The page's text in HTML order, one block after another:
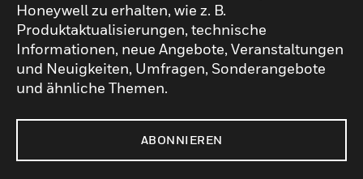
Honeywell zu erhalten, wie z. B.
Produktaktualisierungen, technische
Informationen, neue Angebote, Veranstaltungen
und Neuigkeiten, Umfragen, Sonderangebote
und ähnliche Themen.
ABONNIEREN